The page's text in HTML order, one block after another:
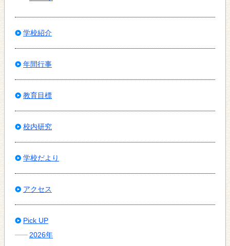
学校紹介
年間行事
教育目標
校内研究
学校だより
アクセス
Pick UP
2026年